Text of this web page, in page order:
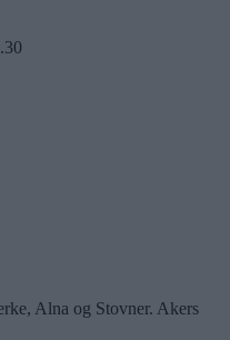
Alna og Stovner. Akers